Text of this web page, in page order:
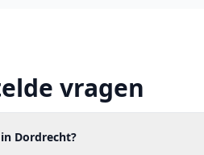
vragen
Dordrecht?